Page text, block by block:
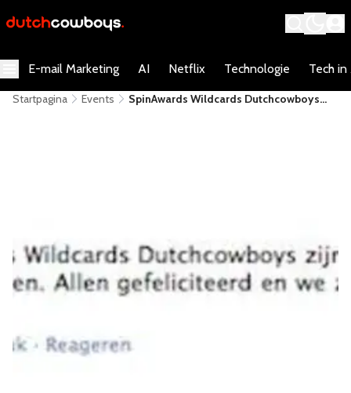
E-mail Marketing AI Netflix Technologie Tech in
Startpagina Events
SpinAwards Wildcards Dutchcowboys